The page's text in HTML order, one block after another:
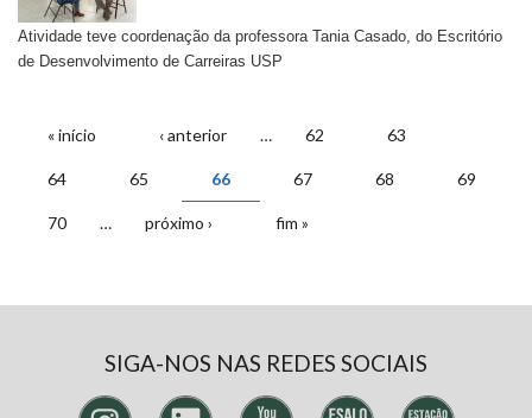
Atividade teve coordenação da professora Tania Casado, do Escritório
de Desenvolvimento de Carreiras USP
PÁGINAS
« início ‹ anterior … 62 63
64 65 66 67 68 69
70 … próximo › fim »
SIGA-NOS NAS REDES SOCIAIS